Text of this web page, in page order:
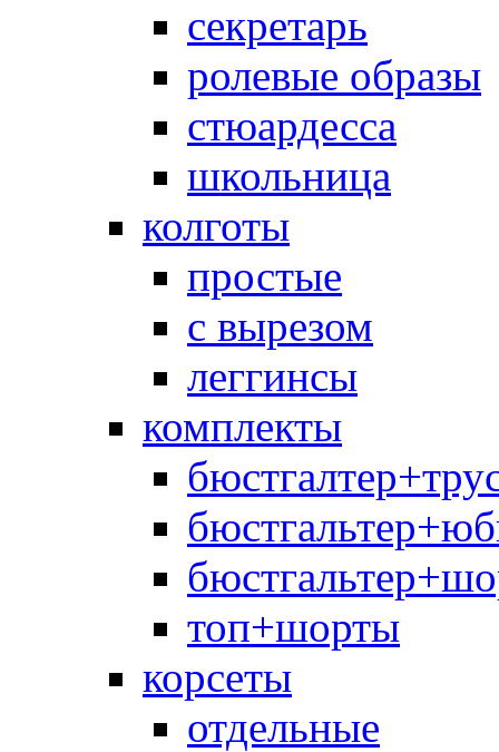
секретарь
ролевые образы
стюардесса
школьница
колготы
простые
с вырезом
леггинсы
комплекты
топ+шорты
корсеты
отдельные